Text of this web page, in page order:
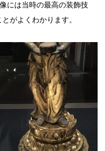
には当時の最高の装飾技
がよくわかります。